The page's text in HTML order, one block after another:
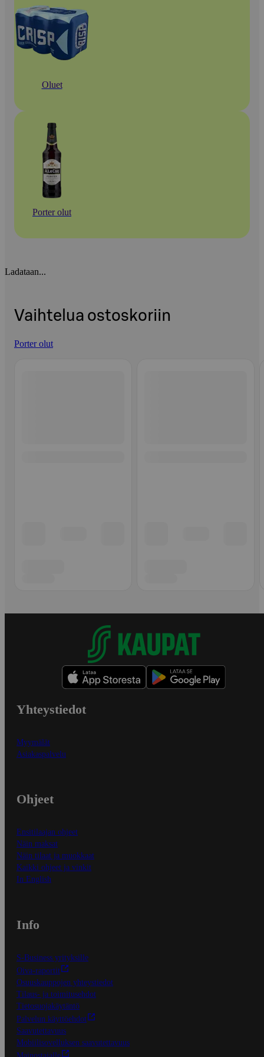
Oluet
Porter olut
Ladataan...
Vaihtelua ostoskoriin
Porter olut
Yhteystiedot
Myymälät
Asiakaspalvelu
Ohjeet
Ensitilaajan ohjeet
Näin maksat
Näin tilaat ja muokkaat
Kaikki ohjeet ja vinkit
In English
Info
S-Business yrityksille
Oiva-raportit
Osuuskauppojen yhteystiedot
Tilaus- ja toimitusehdot
Tietosuojakäytäntö
Palvelun käyttöehdot
Saavutettavuus
Mobiilisovelluksen saavutettavuus